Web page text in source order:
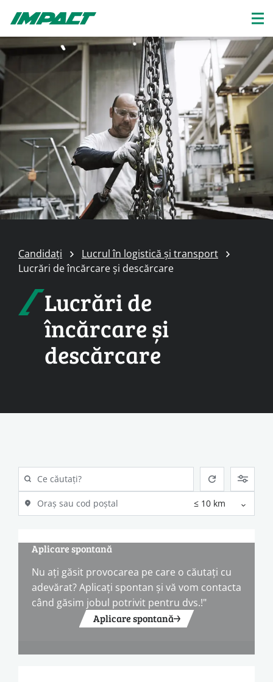
Candidați
Lucrul în logistică și transport
Lucrări de încărcare și descărcare
Lucrări de
încărcare și
descărcare
Aplicare spontană
Nu ați găsit provocarea pe care o căutați cu
adevărat? Aplicați spontan și vă vom contacta
când găsim jobul potrivit pentru dvs.!"
Aplicare spontană